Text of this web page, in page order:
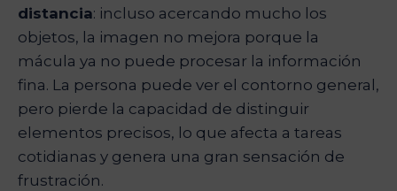
distancia: incluso acercando mucho los
objetos, la imagen no mejora porque la
mácula ya no puede procesar la información
fina. La persona puede ver el contorno general,
pero pierde la capacidad de distinguir
elementos precisos, lo que afecta a tareas
cotidianas y genera una gran sensación de
frustración.